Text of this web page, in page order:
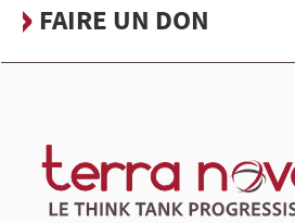
FAIRE UN DON